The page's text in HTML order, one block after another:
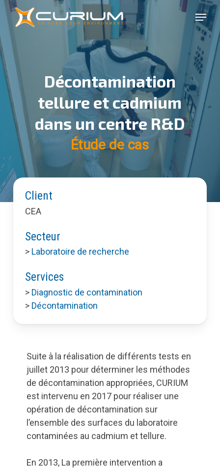
Skip
to
main
content
Menu
Décontamination
tellure et cadmium
dans un centre R&D
Étude de cas
Client
CEA
Secteur
> Laboratoire de recherche
Services
> Diagnostic de contamination
> Décontamination
Suite à la réalisation de différents tests en
juillet 2013 pour déterminer les méthodes
de décontamination appropriées, CURIUM
est intervenu en 2017 pour réaliser une
opération de décontamination sur
l’ensemble des surfaces du laboratoire
contaminées au cadmium et tellure.
En 2013, La première intervention a
Close
Menu